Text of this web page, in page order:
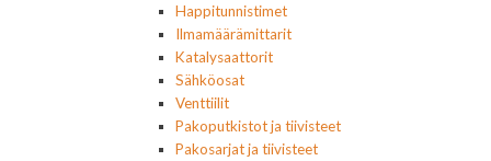
Happitunnistimet
Ilmamäärämittarit
Katalysaattorit
Sähköosat
Venttiilit
Pakoputkistot ja tiivisteet
Pakosarjat ja tiivisteet